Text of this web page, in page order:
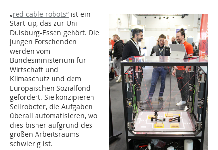
„red cable robots“ ist ein
Start-up, das zur Uni
Duisburg-Essen gehört. Die
jungen Forschenden
werden vom
Bundesministerium für
Wirtschaft und
Klimaschutz und dem
Europäischen Sozialfond
gefördert. Sie konzipieren
Seilroboter, die Aufgaben
überall automatisieren, wo
dies bisher aufgrund des
großen Arbeitsraums
schwierig ist.